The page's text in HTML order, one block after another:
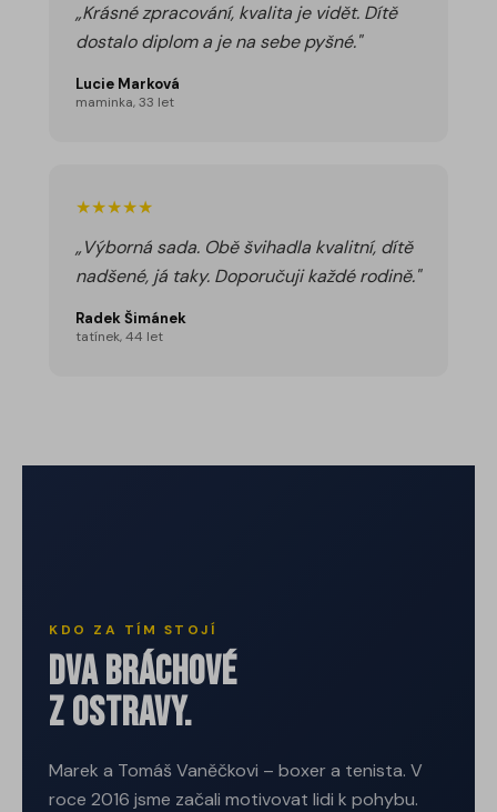
„Krásné zpracování, kvalita je vidět. Dítě
dostalo diplom a je na sebe pyšné."
Lucie Marková
maminka, 33 let
★★★★★
„Výborná sada. Obě švihadla kvalitní, dítě
nadšené, já taky. Doporučuji každé rodině."
Radek Šimánek
tatínek, 44 let
KDO ZA TÍM STOJÍ
Dva bráchové
z Ostravy.
Marek a Tomáš Vaněčkovi – boxer a tenista. V
roce 2016 jsme začali motivovat lidi k pohybu.